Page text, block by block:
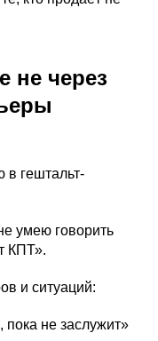
не через
в гештальт-
умею говорить
КПТ».
и ситуаций:
пока не заслужит»